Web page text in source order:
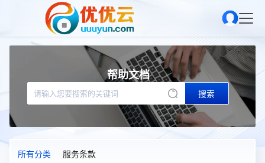
帮助文档
搜索
所有分类 服务条款